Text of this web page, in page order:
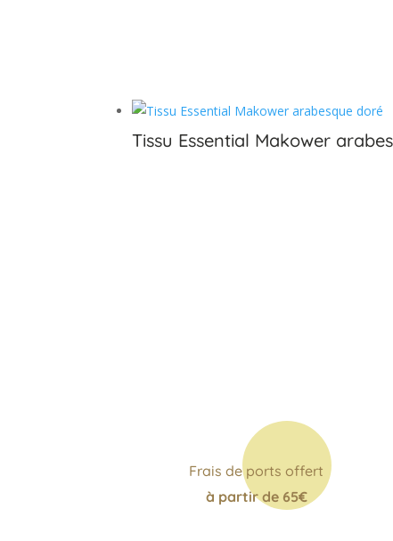
Tissu Essential Makower
Frais de ports offert
à partir de 65€